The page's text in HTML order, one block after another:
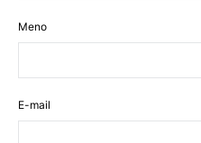
Meno
E-mail